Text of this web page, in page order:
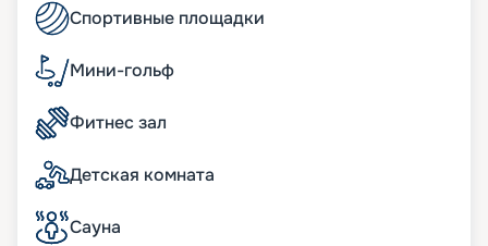
Спортивные площадки
Мини-гольф
Фитнес зал
Детская комната
Сауна